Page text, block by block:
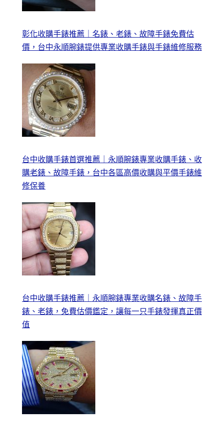
彰化收購手錶推薦｜名錶、老錶、故障手錶免費估
價，台中永順腕錶提供專業收購手錶與手錶維修服務
台中收購手錶首選推薦｜永順腕錶專業收購手錶、收
購老錶、故障手錶，台中各區高價收購與平價手錶維
修保養
台中收購手錶推薦｜永順腕錶專業收購名錶、故障手
錶、老錶，免費估價鑑定，讓每一只手錶發揮真正價
值